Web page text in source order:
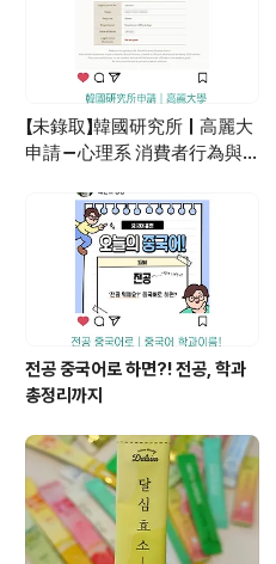
【未錄取】韓國研究所｜高麗大
申請－心理系 消費者行為與
전공 중국어로 하면?! 전공, 학과
총정리까지